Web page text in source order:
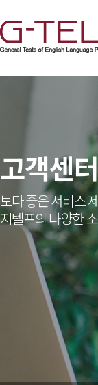
고객센터
보다 좋은 서비스
지텔프의 다양한